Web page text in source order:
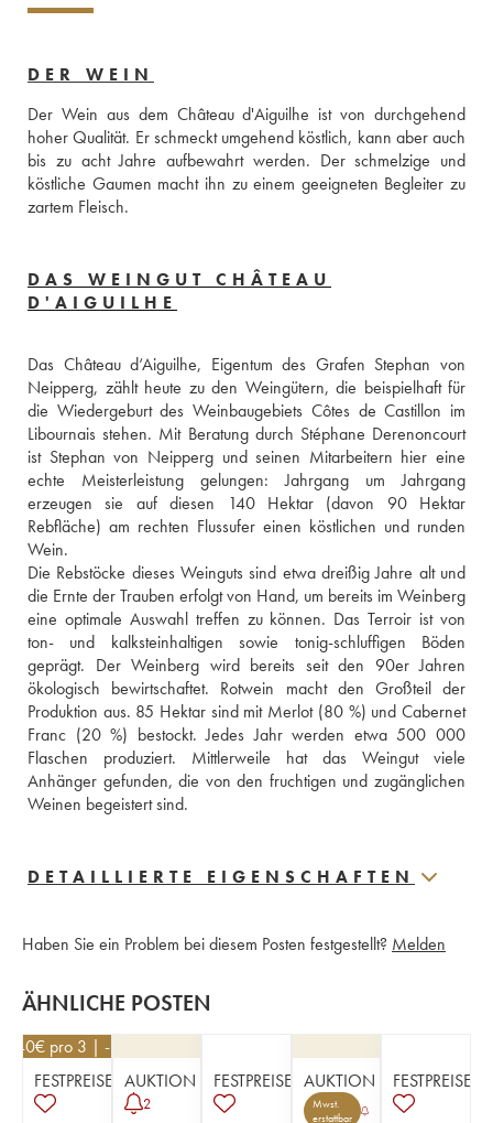
DER WEIN
Der Wein aus dem Château d'Aiguilhe ist von durchgehend
hoher Qualität. Er schmeckt umgehend köstlich, kann aber auch
bis zu acht Jahre aufbewahrt werden. Der schmelzige und
köstliche Gaumen macht ihn zu einem geeigneten Begleiter zu
zartem Fleisch.
DAS WEINGUT CHÂTEAU
D'AIGUILHE
Das Château d‘Aiguilhe, Eigentum des Grafen Stephan von
Neipperg, zählt heute zu den Weingütern, die beispielhaft für
die Wiedergeburt des Weinbaugebiets Côtes de Castillon im
Libournais stehen. Mit Beratung durch Stéphane Derenoncourt
ist Stephan von Neipperg und seinen Mitarbeitern hier eine
echte Meisterleistung gelungen: Jahrgang um Jahrgang
erzeugen sie auf diesen 140 Hektar (davon 90 Hektar
Rebfläche) am rechten Flussufer einen köstlichen und runden
Wein.
Die Rebstöcke dieses Weinguts sind etwa dreißig Jahre alt und
die Ernte der Trauben erfolgt von Hand, um bereits im Weinberg
eine optimale Auswahl treffen zu können. Das Terroir ist von
ton- und kalksteinhaltigen sowie tonig-schluffigen Böden
geprägt. Der Weinberg wird bereits seit den 90er Jahren
ökologisch bewirtschaftet. Rotwein macht den Großteil der
Produktion aus. 85 Hektar sind mit Merlot (80 %) und Cabernet
Franc (20 %) bestockt. Jedes Jahr werden etwa 500 000
Flaschen produziert. Mittlerweile hat das Weingut viele
Anhänger gefunden, die von den fruchtigen und zugänglichen
Weinen begeistert sind.
DETAILLIERTE EIGENSCHAFTEN
Haben Sie ein Problem bei diesem Posten festgestellt? Melden
ÄHNLICHE POSTEN
€ pro 3 | -10%
FESTPREISE AUKTION
2
FESTPREISE AUKTION
Mwst.
erstattbar
FESTPREISE